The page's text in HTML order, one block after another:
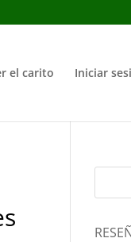
el carito Iniciar